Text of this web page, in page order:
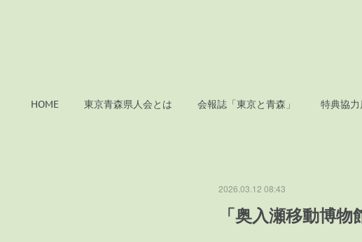
HOME 東京青森県人会とは 会報誌「東京と青森」 特典協力
2026.03.12 08:43
「奥入瀬移動博